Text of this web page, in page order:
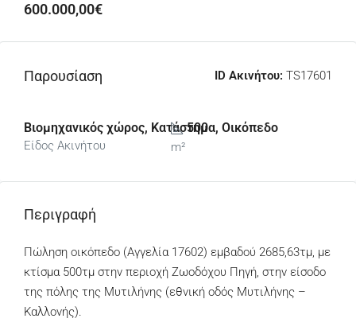
600.000,00€
Παρουσίαση ID Ακινήτου: TS17601
Βιομηχανικός χώρος, Κατάστημα, Οικόπεδο
Είδος Ακινήτου
500
m²
Περιγραφή
Πώληση οικόπεδο (Αγγελία 17602) εμβαδού 2685,63τμ, με
κτίσμα 500τμ στην περιοχή Ζωοδόχου Πηγή, στην είσοδο
της πόλης της Μυτιλήνης (εθνική οδός Μυτιλήνης –
Καλλονής).